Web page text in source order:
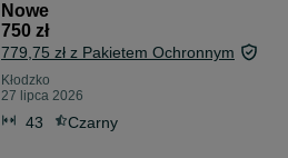
Nowe
750 zł
779,75 zł z Pakietem Ochronnym
Kłodzko
27 lipca 2026
43 Czarny